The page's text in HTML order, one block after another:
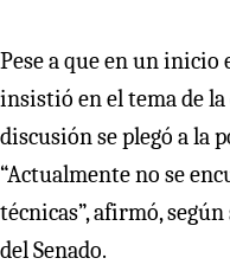
Pese a que en un inicio
insistió en el tema de
discusión se plegó a la
“Actualmente no se
técnicas”, afirmó,
del Senado.